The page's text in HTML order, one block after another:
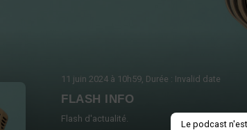
11 juin 2024 à 10h59, Durée : Invalid date
FLASH INFO
Flash d'actualité.
Le podcast